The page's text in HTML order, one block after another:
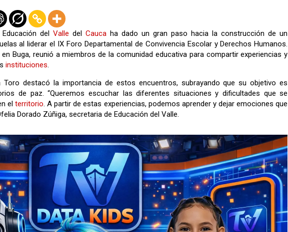
Educación delValle delCauca ha dado un gran paso hacia la construcción de un
al liderar el IX Foro Departamental de Convivencia Escolar y Derechos Humanos.
Buga, reunió a miembros de la comunidad educativa para compartir experiencias y
instituciones.
Toro destacó la importancia de estos encuentros, subrayando que su objetivo es
de paz. “Queremos escuchar las diferentes situaciones y dificultades que se
el territorio. A partir de estas experiencias, podemos aprender y dejar emociones que
Dorado Zúñiga, secretaria de Educación del Valle.